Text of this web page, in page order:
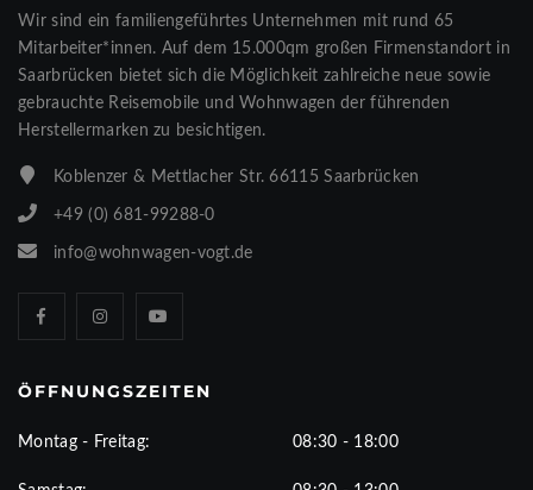
Wir sind ein familiengeführtes Unternehmen mit rund 65
Mitarbeiter*innen. Auf dem 15.000qm großen Firmenstandort in
Saarbrücken bietet sich die Möglichkeit zahlreiche neue sowie
gebrauchte Reisemobile und Wohnwagen der führenden
Herstellermarken zu besichtigen.
Koblenzer & Mettlacher Str. 66115 Saarbrücken
+49 (0) 681-99288-0
info@wohnwagen-vogt.de
ÖFFNUNGSZEITEN
Montag - Freitag: 08:30 - 18:00